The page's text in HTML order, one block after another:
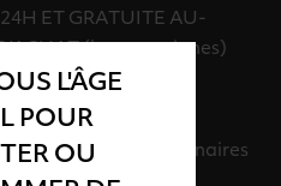
L'ÂGE
POUR
OU
ET GRATUITE AU-
(hors consignes)
avec nos partenaires